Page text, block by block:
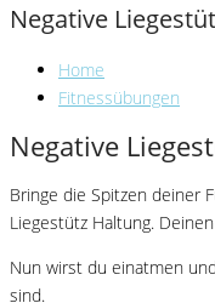
Negative
Home
Fitnessübungen
Negative
Bringe die Spitzen deiner
Liegestütz Haltung.
Nun wirst du einatmen
sind.